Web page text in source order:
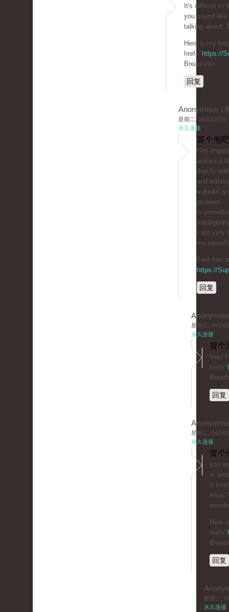
It's difficult to
you sound like
talking about!
Here is my
href=" https://
Bread</a>
回复
Anonymous (
星期二, 04/23/2019
永久连接
冒个泡
I?m
across a
that?s
and
a doubt,
problem
is
I am
my
Feel free
https://
回复
星期三, 04/24/
永久连接
冒个
Yes!
href="
回复
星期三, 04/24/
永久连接
冒个
you
is
It
Also,
Here
href="
回复
星期三,
永久连接